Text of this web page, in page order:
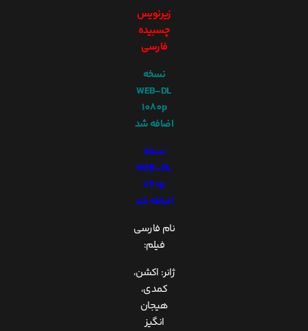
زیرنویس
چسبیده
فارسی
نسخه
WEB-DL
1080p
اضافه شد
نسخه
WEB-DL
720p
اضافه شد
نام فارسی
فیلم:
ژانر: اکشن،
کمدی،
هیجان
انگیز